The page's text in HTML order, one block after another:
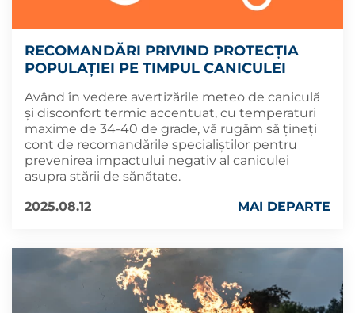
RECOMANDĂRI PRIVIND PROTECȚIA
POPULAȚIEI PE TIMPUL CANICULEI
Având în vedere avertizările meteo de caniculă
și disconfort termic accentuat, cu temperaturi
maxime de 34-40 de grade, vă rugăm să țineți
cont de recomandările specialiștilor pentru
prevenirea impactului negativ al caniculei
asupra stării de sănătate.
2025.08.12
MAI DEPARTE